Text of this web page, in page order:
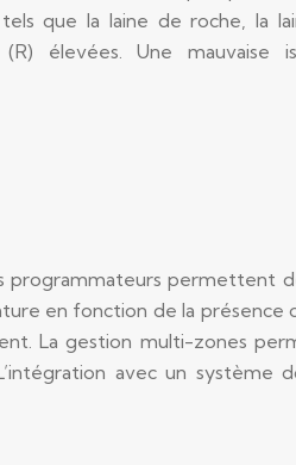
que la laine de roche, la
élevées. Une mauvaise
programmateurs permettent
en fonction de la présence
La gestion multi-zones
avec un système